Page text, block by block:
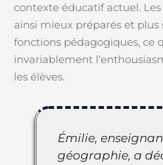
contexte éducatif actuel.
ainsi mieux préparés et plus
fonctions pédagogiques, ce
invariablement
les élèves.
Émilie,
géographie, a